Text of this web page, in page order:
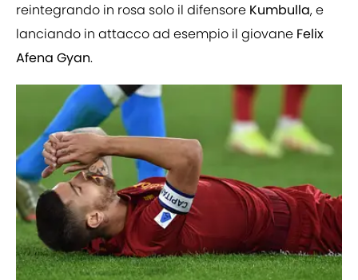
reintegrando in rosa solo il difensore Kumbulla, e
lanciando in attacco ad esempio il giovane Felix
Afena Gyan.